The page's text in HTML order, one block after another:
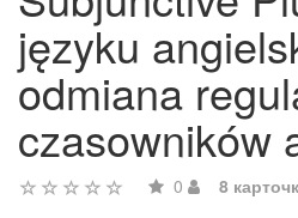
języku
odmiana
czasowników
0 8